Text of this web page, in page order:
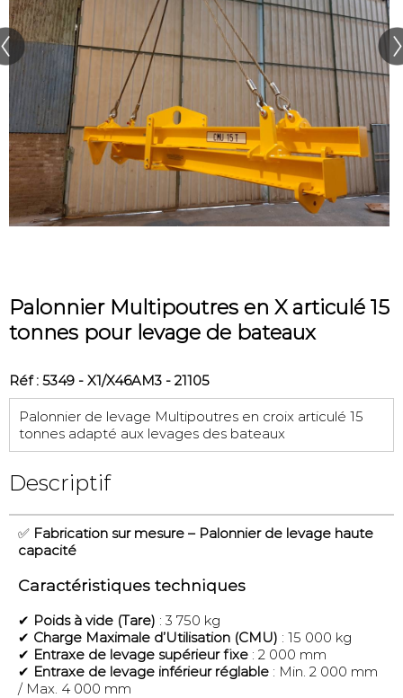
Palonnier Multipoutres en X articulé 15
tonnes pour levage de bateaux
Réf : 5349 - X1/X46AM3 - 21105
Palonnier de levage Multipoutres en croix articulé 15
tonnes adapté aux levages des bateaux
Descriptif
✅ Fabrication sur mesure – Palonnier de levage haute
capacité
Caractéristiques techniques
✔ Poids à vide (Tare) : 3 750 kg
✔ Charge Maximale d’Utilisation (CMU) : 15 000 kg
✔ Entraxe de levage supérieur fixe : 2 000 mm
✔ Entraxe de levage inférieur réglable : Min. 2 000 mm
/ Max. 4 000 mm